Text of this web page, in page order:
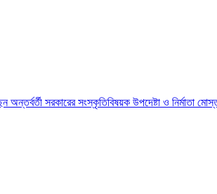
অন্তর্বর্তী সরকারের সংস্কৃতিবিষয়ক উপদেষ্টা ও